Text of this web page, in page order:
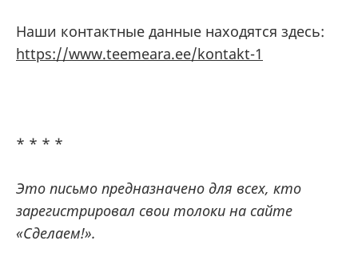
Наши контактные данные находятся здесь:
https://www.teemeara.ee/kontakt-1
* * * *
Это письмо предназначено для всех, кто
зарегистрировал свои толоки на сайте
«Сделаем!».